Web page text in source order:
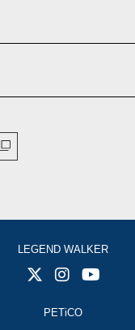
LEGEND WALKER
PETiCO